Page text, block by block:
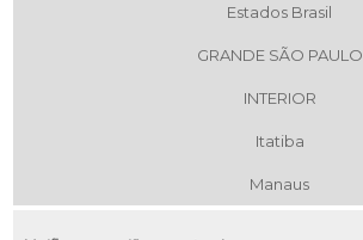
Estados Brasil
GRANDE SÃO PAULO
INTERIOR
Itatiba
Manaus